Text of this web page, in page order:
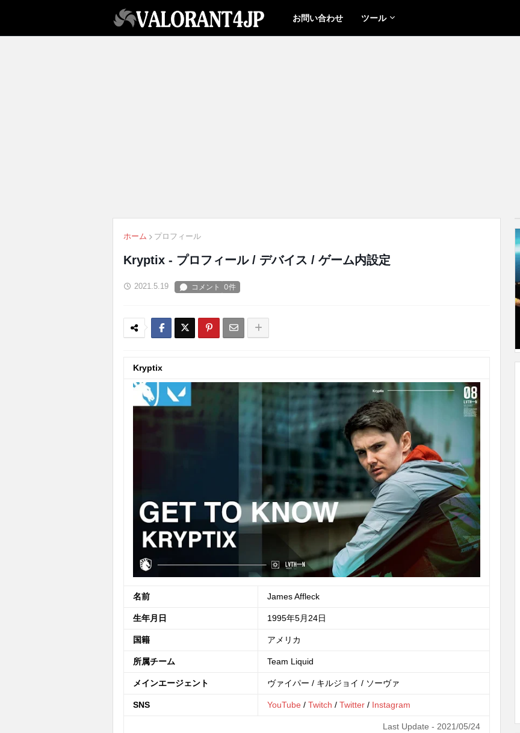
お問い合わせ ツール
ホーム プロフィール
Kryptix - プロフィール / デバイス / ゲーム内設定
2021.5.19
Kryptix
名前 James Affleck
生年月日 1995年5月24日
国籍 アメリカ
所属チーム Team Liquid
メインエージェント ヴァイパー / キルジョイ / ソーヴァ
SNS YouTube / Twitch / Twitter / Instagram
Last Update - 2021/05/24